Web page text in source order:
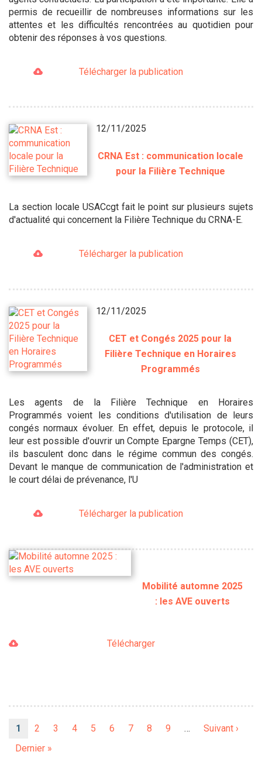
permis de recueillir de nombreuses informations sur les
attentes et les difficultés rencontrées au quotidien pour
obtenir des réponses à vos questions.
Télécharger la publication
12/11/2025
CRNA Est : communication locale
pour la Filière Technique
La section locale USACcgt fait le point sur plusieurs sujets
d'actualité qui concernent la Filière Technique du CRNA-E.
Télécharger la publication
12/11/2025
CET et Congés 2025 pour la
Filière Technique en Horaires
Programmés
Les agents de la Filière Technique en Horaires
Programmés voient les conditions d'utilisation de leurs
congés normaux évoluer. En effet, depuis le protocole, il
leur est possible d'ouvrir un Compte Epargne Temps (CET),
ils basculent donc dans le régime commun des congés.
Devant le manque de communication de l'administration et
le court délai de prévenance, l'U
Télécharger la publication
Mobilité automne 2025
: les AVE ouverts
Télécharger
Page
1 Page
2 Page
3 Page
4 Page
5 Page
6 Page
7 Page
8 Page
9 …
Page
Suivant ›
Dernière
Dernier »